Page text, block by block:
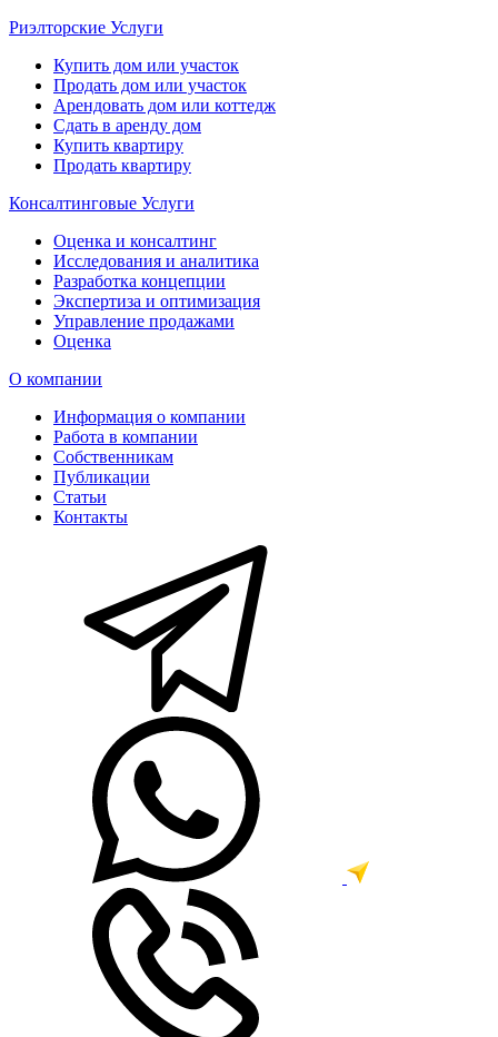
Риэлторские Услуги
Купить дом или участок
Продать дом или участок
Арендовать дом или коттедж
Сдать в аренду дом
Купить квартиру
Продать квартиру
Консалтинговые Услуги
Оценка и консалтинг
Исследования и аналитика
Разработка концепции
Экспертиза и оптимизация
Управление продажами
Оценка
О компании
Информация о компании
Работа в компании
Собственникам
Публикации
Статьи
Контакты